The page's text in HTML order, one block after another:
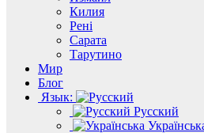
Килия
Рені
Сарата
Тарутино
Мир
Блог
Язык:
Русский